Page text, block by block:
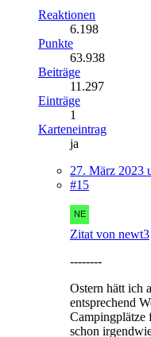
Reaktionen
6.198
Punkte
63.938
Beiträge
11.297
Einträge
1
Karteneintrag
ja
27. März 2023
#15
Zitat von newt3
--------
Ostern hätt ich
entsprechend
Campingplätze
schon